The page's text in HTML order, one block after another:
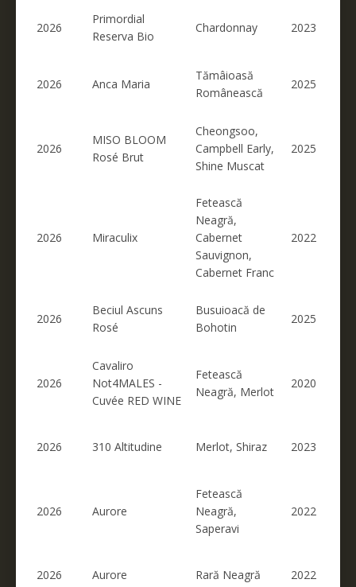
2026
Primordial
Reserva Bio
Chardonnay 2023
2026 Anca Maria
Tămâioasă
Românească
2025
2026
MISO BLOOM
Rosé Brut
Cheongsoo,
Campbell Early,
Shine Muscat
2025
2026 Miraculix
Fetească
Neagră,
Cabernet
Sauvignon,
Cabernet Franc
2022
2026
Beciul Ascuns
Rosé
Busuioacă de
Bohotin
2025
2026
Cavaliro
Not4MALES -
Cuvée RED WINE
Fetească
Neagră, Merlot
2020
2026 310 Altitudine Merlot, Shiraz 2023
2026 Aurore
Fetească
Neagră,
Saperavi
2022
2026 Aurore Rară Neagră 2022